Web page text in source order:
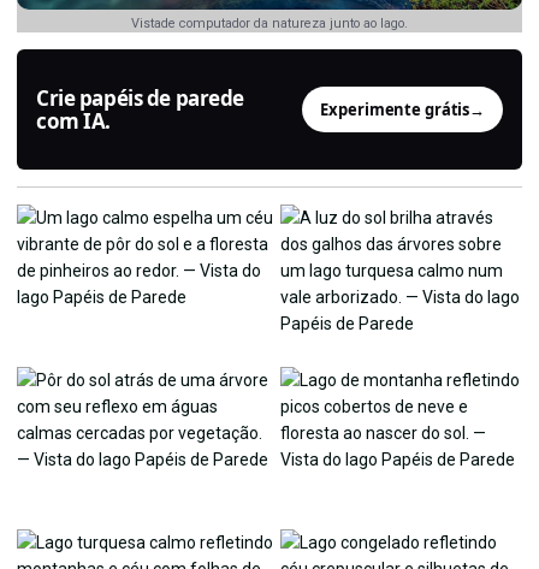
Vistade computador da natureza junto ao lago.
Crie papéis de parede
com IA.
Experimente grátis→